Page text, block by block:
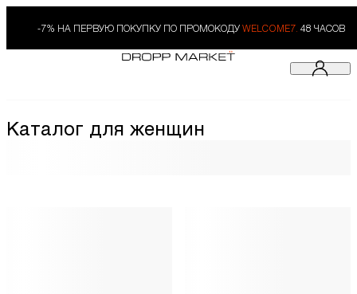
-7% НА ПЕРВУЮ ПОКУПКУ ПО ПРОМОКОДУ WELCOME7. 48 ЧАСОВ
Каталог для женщин